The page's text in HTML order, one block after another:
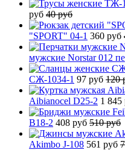
руб 40 руб
"SPORT" 04-1 360 руб
мужские Norstar 012
СЖ-1034-1 97 руб 120
Aibianocel D25-2 1 845
B18-2 408 руб 510 руб
Akimbo J-108 561 руб